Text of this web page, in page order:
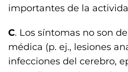
importantes de la
C. Los síntomas no son
médica (p. ej., lesiones
infecciones del cerebro,